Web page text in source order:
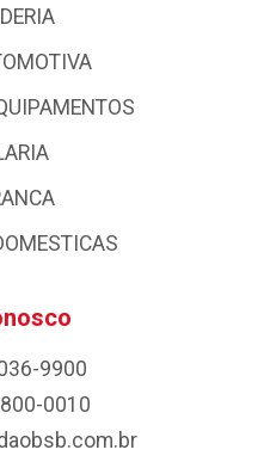
9900
0010